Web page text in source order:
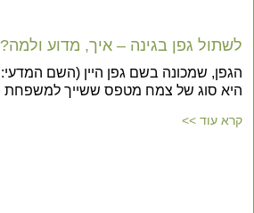
לשתול גפן בגינה – איך, מדוע ולמה?
היא סוג של צמח מטפס ששייך למשפחת
קרא עוד >>